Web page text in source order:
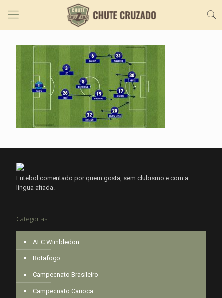
Futebol comentado por quem gosta, sem clubismo e com a
língua afiada.
Categorias
AFC Wimbledon
Botafogo
Campeonato Brasileiro
Campeonato Carioca